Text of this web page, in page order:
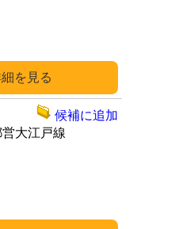
営大江戸線
候補に追加